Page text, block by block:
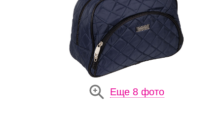
Еще 8 фото